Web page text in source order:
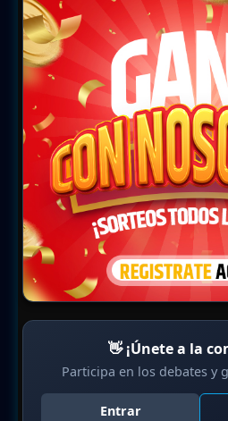
👋 ¡Únete a la
Participa en los debates y
Entrar